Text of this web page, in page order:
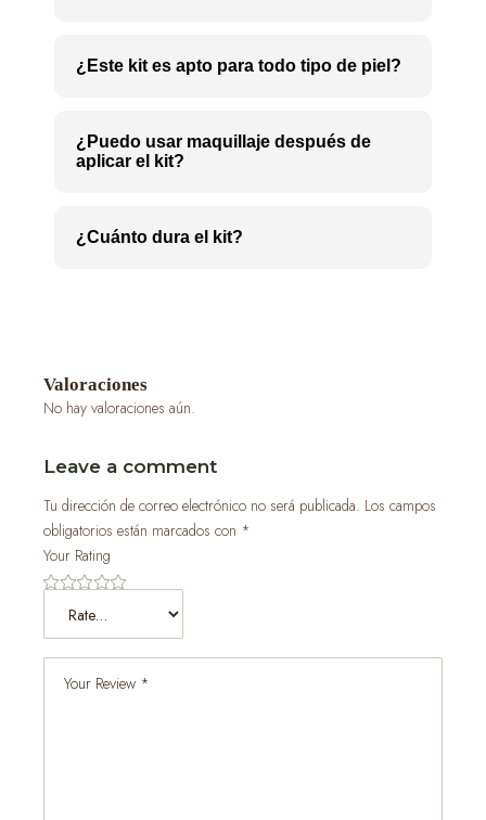
¿Este kit es apto para todo tipo de piel?
¿Puedo usar maquillaje después de
aplicar el kit?
¿Cuánto dura el kit?
Valoraciones
No hay valoraciones aún.
Leave a comment
Tu dirección de correo electrónico no será publicada. Los campos
obligatorios están marcados con *
Your Rating